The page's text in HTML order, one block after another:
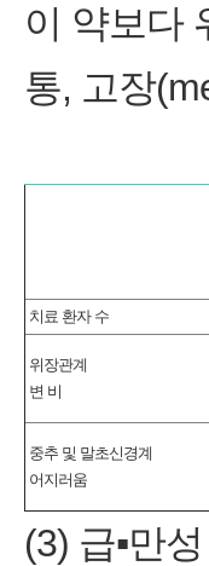
이 약보다
통, 고장
치료 환자 수
위장관계
변 비
중추 및 말초신경계
어지러움
(3) 급▪만